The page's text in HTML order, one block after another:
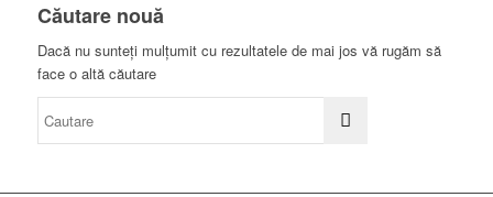
Căutare nouă
Dacă nu sunteți mulțumit cu rezultatele de mai jos vă rugăm să
face o altă căutare